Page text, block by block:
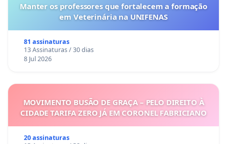
Manter os professores que fortalecem a formação
em Veterinária na UNIFENAS
81 assinaturas
13 Assinaturas / 30 dias
8 Jul 2026
MOVIMENTO BUSÃO DE GRAÇA – PELO DIREITO À
CIDADE TARIFA ZERO JÁ EM CORONEL FABRICIANO
20 assinaturas